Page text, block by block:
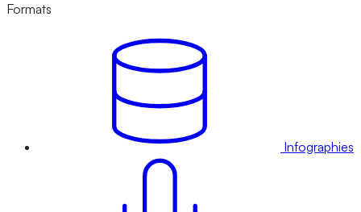
Formats
Infographies